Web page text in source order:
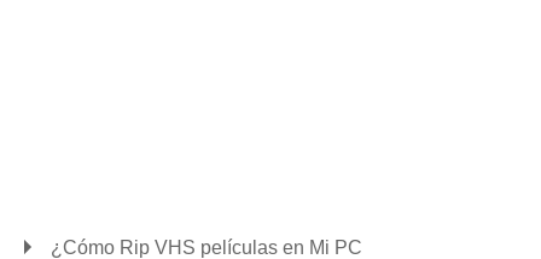
¿Cómo Rip VHS películas en Mi PC